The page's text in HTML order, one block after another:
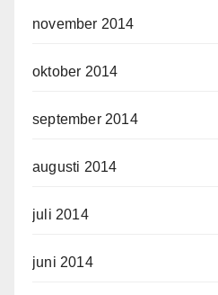
november 2014
oktober 2014
september 2014
augusti 2014
juli 2014
juni 2014